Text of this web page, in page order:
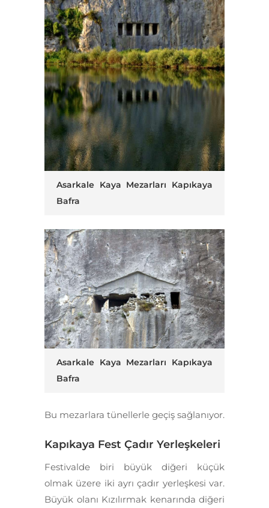
Asarkale Kaya Mezarları Kapıkaya
Bafra
Asarkale Kaya Mezarları Kapıkaya
Bafra
Bu mezarlara tünellerle geçiş sağlanıyor.
Kapıkaya Fest Çadır Yerleşkeleri
Festivalde biri büyük diğeri küçük
olmak üzere iki ayrı çadır yerleşkesi var.
Büyük olanı Kızılırmak kenarında diğeri